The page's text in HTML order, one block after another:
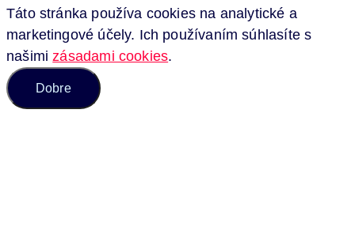
Táto stránka používa cookies na analytické a
marketingové účely. Ich používaním súhlasíte s
našimizásadami cookies.
Dobre